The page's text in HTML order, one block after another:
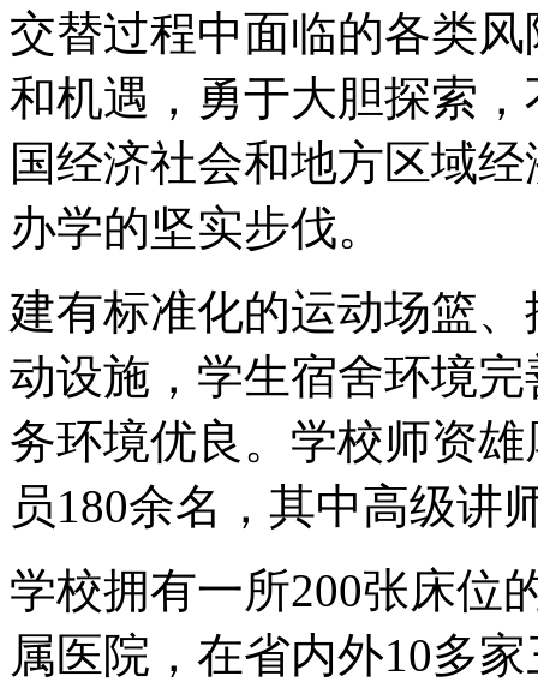
交替过程中面临的各类
和机遇，勇于大胆探索
国经济社会和地方区域
办学的坚实步伐。
建有标准化的运动场篮
动设施，学生宿舍环境
务环境优良。学校师资
员180余名，其中高级讲
学校拥有一所200张床位
属医院，在省内外10多